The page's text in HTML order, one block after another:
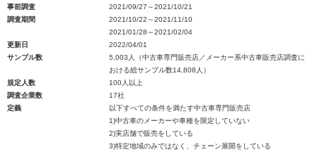
事前調査
2021/09/27～2021/10/21
調査期間
2021/10/22～2021/11/10
2021/01/28～2021/02/04
更新日
2022/04/01
サンプル数
5,003人（中古車専門販売店／メーカー系中古車販売店調査に
おける総サンプル数14,808人）
規定人数
100人以上
調査企業数
17社
定義
以下すべての条件を満たす中古車専門販売店
1)中古車のメーカーや車種を限定していない
2)実店舗で販売をしている
3)特定地域のみではなく、チェーン展開をしている